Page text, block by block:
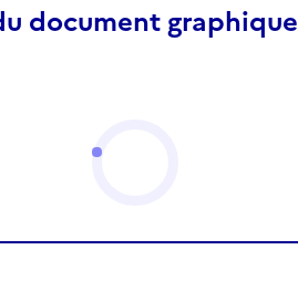
document graphique